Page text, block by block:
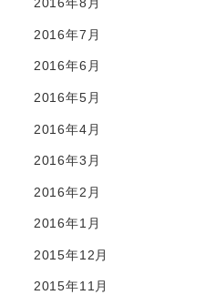
2016年7月
2016年6月
2016年5月
2016年4月
2016年3月
2016年2月
2016年1月
2015年12月
2015年11月